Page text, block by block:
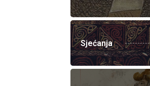
Sjećanja